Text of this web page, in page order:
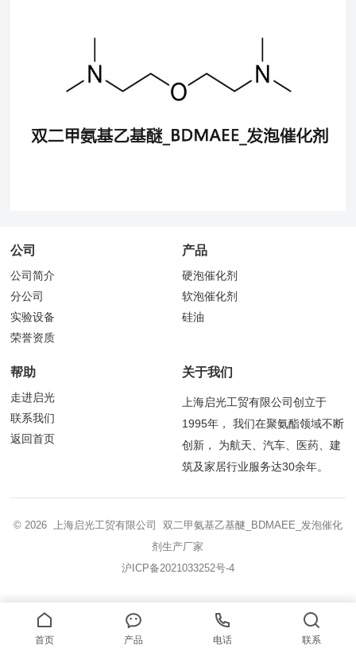
公司
公司简介
分公司
实验设备
荣誉资质
产品
硬泡催化剂
软泡催化剂
硅油
帮助
走进启光
联系我们
返回首页
关于我们
上海启光工贸有限公司创立于
1995年， 我们在聚氨酯领域不断
创新， 为航天、汽车、医药、建
筑及家居行业服务达30余年。
© 2026 上海启光工贸有限公司 双二甲氨基乙基醚_BDMAEE_发泡催化
剂生产厂家
沪ICP备2021033252号-4
首页 产品 电话 联系